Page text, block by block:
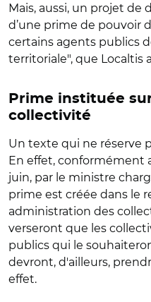
Mais, aussi, un projet
d’une prime de pouvoir
certains agents publics
territoriale", que Localtis
Prime instituée
collectivité
Un texte qui ne réserve
En effet, conformément
juin, par le ministre
prime est créée dans le
administration des
verseront que les
publics qui le
devront, d'ailleurs,
effet.